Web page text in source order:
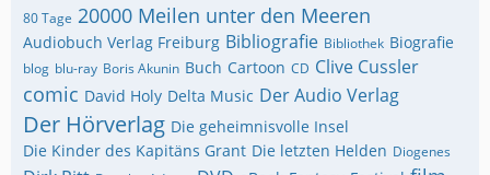
80 Tage 20000 Meilen unter den Meeren
Audiobuch Verlag Freiburg Bibliografie Bibliothek Biografie
blog blu-ray Boris Akunin Buch Cartoon CD Clive Cussler
comic David Holy Delta Music Der Audio Verlag
Der Hörverlag Die geheimnisvolle Insel
Die Kinder des Kapitäns Grant Die letzten Helden Diogenes